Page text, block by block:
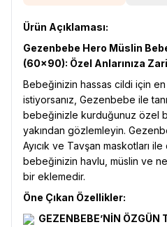
Ürün Açıklaması:
Gezenbebe Hero Müslin
(60x90): Özel Anlarınıza
Bebeğinizin hassas cildi için
istiyorsanız, Gezenbebe ile
bebeğinizle kurduğunuz özel
yakından gözlemleyin.
Ayıcık ve Tavşan maskotları
bebeğinizin havlu, müslin ve
bir eklemedir.
Öne Çıkan Özellikler:
GEZENBEBE’NİN ÖZGÜN